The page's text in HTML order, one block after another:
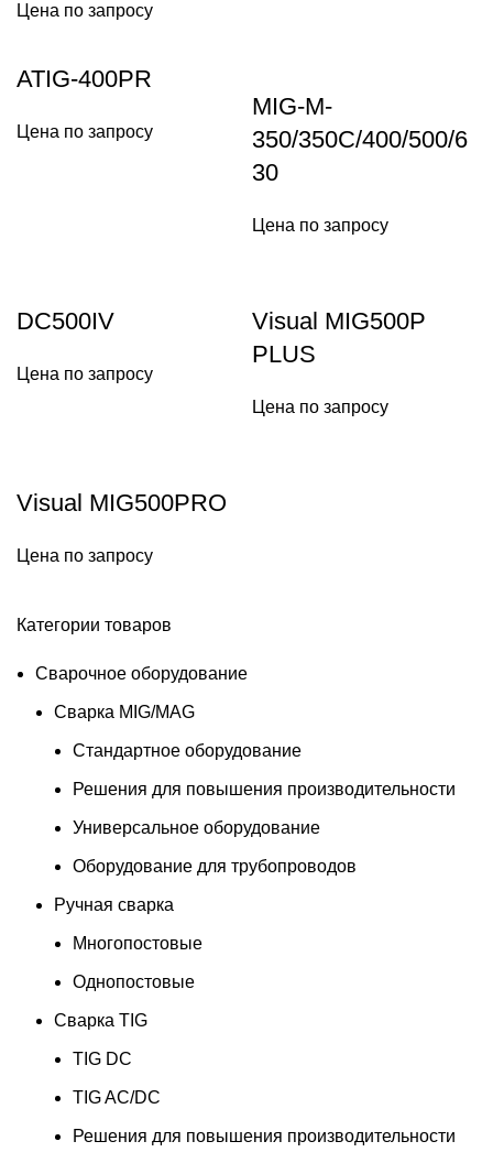
Категории товаров
Сварочное оборудование
Сварка MIG/MAG
Стандартное оборудование
Решения для повышения производительности
Универсальное оборудование
Оборудование для трубопроводов
Ручная сварка
Многопостовые
Однопостовые
Сварка TIG
TIG DC
TIG AC/DC
Решения для повышения производительности
Цена по запросу
ATIG-400PR
Цена по запросу
MIG-M-
350/350C/400/500/6
30
Цена по запросу
DC500IV
Цена по запросу
Visual MIG500P
PLUS
Цена по запросу
Visual MIG500PRO
Цена по запросу